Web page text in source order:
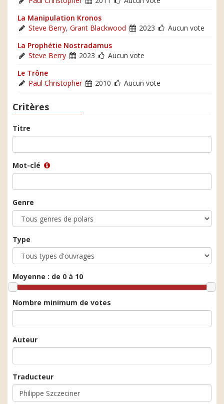
La Manipulation Kronos
Steve Berry, Grant Blackwood 2023
Aucun vote
La Prophétie Nostradamus
Steve Berry
2023
Aucun vote
Le Trône
Paul Christopher
2010 Aucun vote
Critères
Titre
Mot-clé
Genre
Type
Moyenne : de 0 à 10
Nombre minimum de votes
Auteur
Traducteur